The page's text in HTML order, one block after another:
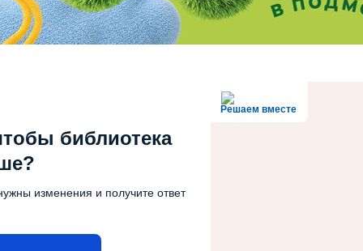
Решаем вместе
библиотека
изменения и получите ответ